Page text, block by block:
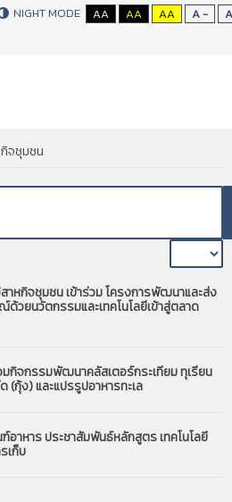
NIGHT MODE AA AA AA A - A
จชุมชน
าหกิจชุมชน เข้าร่วม โครงการพัฒนาและส่ง
วยนวัตกรรมและเทคโนโลยีเข้าสู่ตลาด
กิจกรรมพัฒนาคลัสเตอร์กระเทียม ทุเรียน
(กุ้ง) และแปรรูปอาหารทะเล
าหาร ประชาสัมพันธ์หลักสูตร เทคโนโลยี
เก็บ